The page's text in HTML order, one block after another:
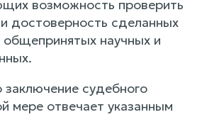
возможность проверить
достоверность сделанных
научных и
судебного
мере отвечает указанным